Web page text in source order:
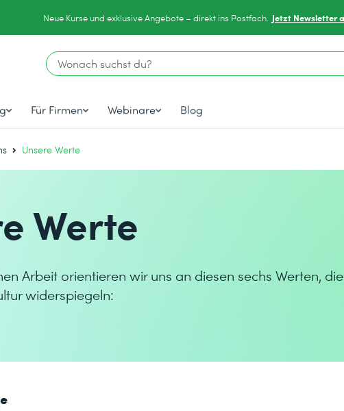
Neue Kurse und exklusive Angebote – direkt ins Postfach. Jetzt Newsletter
Für Firmen Webinare Blog
Unsere Werte
Werte
Arbeit orientieren wir uns an diesen sechs Werten,
widerspiegeln: